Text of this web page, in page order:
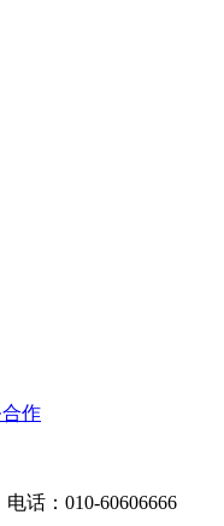
作
话：010-60606666